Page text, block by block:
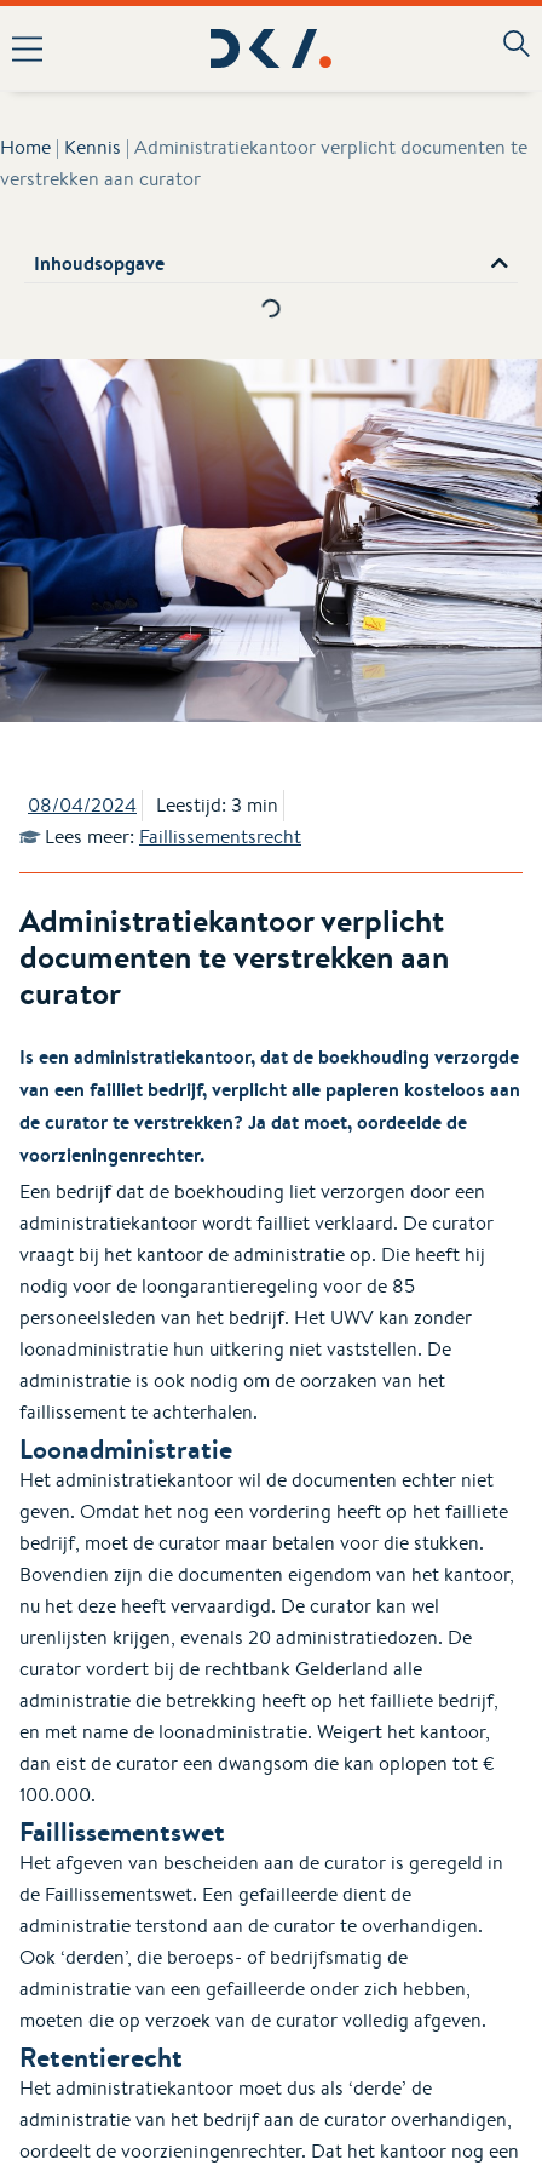
Home | Kennis | Administratiekantoor verplicht documenten te
verstrekken aan curator
Inhoudsopgave
08/04/2024
Leestijd: 3 min
Lees meer: Faillissementsrecht
Administratiekantoor verplicht
documenten te verstrekken aan
curator
Is een administratiekantoor, dat de boekhouding verzorgde
van een failliet bedrijf, verplicht alle papieren kosteloos aan
de curator te verstrekken? Ja dat moet, oordeelde de
voorzieningenrechter.
Een bedrijf dat de boekhouding liet verzorgen door een
administratiekantoor wordt failliet verklaard. De curator
vraagt bij het kantoor de administratie op. Die heeft hij
nodig voor de loongarantieregeling voor de 85
personeelsleden van het bedrijf. Het UWV kan zonder
loonadministratie hun uitkering niet vaststellen. De
administratie is ook nodig om de oorzaken van het
faillissement te achterhalen.
Loonadministratie
Het administratiekantoor wil de documenten echter niet
geven. Omdat het nog een vordering heeft op het failliete
bedrijf, moet de curator maar betalen voor die stukken.
Bovendien zijn die documenten eigendom van het kantoor,
nu het deze heeft vervaardigd. De curator kan wel
urenlijsten krijgen, evenals 20 administratiedozen. De
curator vordert bij de rechtbank Gelderland alle
administratie die betrekking heeft op het failliete bedrijf,
en met name de loonadministratie. Weigert het kantoor,
dan eist de curator een dwangsom die kan oplopen tot €
100.000.
Faillissementswet
Het afgeven van bescheiden aan de curator is geregeld in
de Faillissementswet. Een gefailleerde dient de
administratie terstond aan de curator te overhandigen.
Ook ‘derden’, die beroeps- of bedrijfsmatig de
administratie van een gefailleerde onder zich hebben,
moeten die op verzoek van de curator volledig afgeven.
Retentierecht
Het administratiekantoor moet dus als ‘derde’ de
administratie van het bedrijf aan de curator overhandigen,
oordeelt de voorzieningenrechter. Dat het kantoor nog een